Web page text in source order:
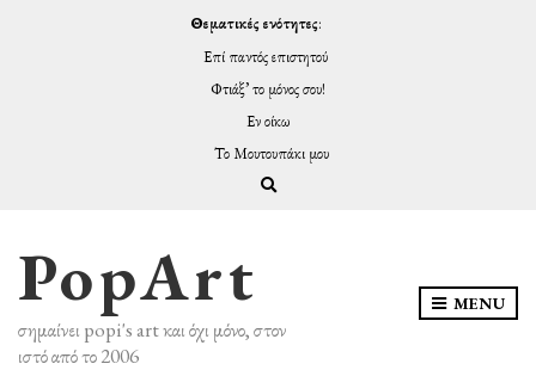
Θεματικές ενότητες:
Επί παντός επιστητού
Φτιάξ’ το μόνος σου!
Εν οίκω
Το Μουτουπάκι μου
Expand search form
PopArt
σημαίνει popi's art και όχι μόνο, στον
ιστό από το 2006
MENU